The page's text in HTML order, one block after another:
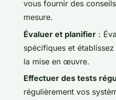
vous fournir des
mesure.
Évaluer et planifier :
spécifiques et
la mise en œuvre.
Effectuer des tests
régulièrement vos